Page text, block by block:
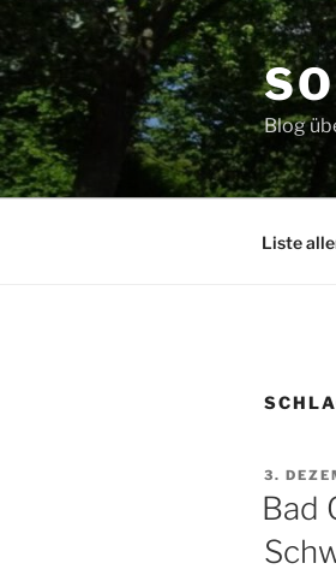
Zum
Inhalt
springen
Blog
Liste
AM
3.
Bad